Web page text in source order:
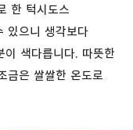
한 턱시도스
있으니 생각보다
이 색다릅니다. 따뜻한
금은 쌀쌀한 온도로